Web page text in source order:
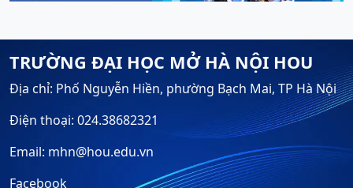
TRƯỜNG ĐẠI HỌC MỞ HÀ NỘI HOU
Địa chỉ: Phố Nguyễn Hiền, phường Bạch Mai, TP Hà Nội
Điện thoại: 024.38682321
Email: mhn@hou.edu.vn
Facebook